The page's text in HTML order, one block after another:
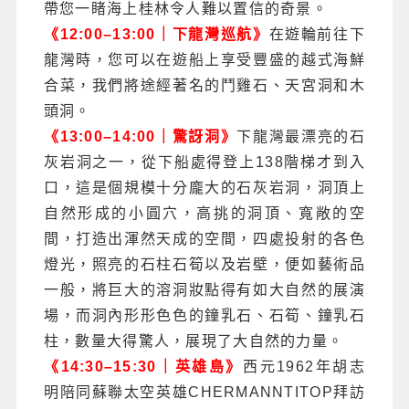
帶您一睹海上桂林令人難以置信的奇景。
《12:00–13:00｜下龍灣巡航》 在遊輪前往下
龍灣時，您可以在遊船上享受豐盛的越式海鮮
合菜，我們將途經著名的鬥雞石、天宮洞和木
頭洞。
《13:00–14:00｜驚訝洞》下龍灣最漂亮的石
灰岩洞之一，從下船處得登上138階梯才到入
口，這是個規模十分龐大的石灰岩洞，洞頂上
自然形成的小圓穴，高挑的洞頂、寬敞的空
間，打造出渾然天成的空間，四處投射的各色
燈光，照亮的石柱石筍以及岩壁，便如藝術品
一般，將巨大的溶洞妝點得有如大自然的展演
場，而洞內形形色色的鐘乳石、石筍、鐘乳石
柱，數量大得驚人，展現了大自然的力量。
《14:30–15:30｜英雄島》 西元1962年胡志
明陪同蘇聯太空英雄CHERMANNTITOP拜訪